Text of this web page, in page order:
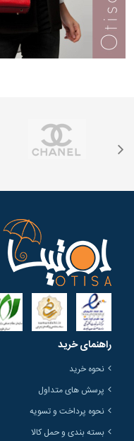
راهنمای خرید
نحوه خرید
پرسش های متداول
نحوه پرداخت و تسویه
بسته بندی و حمل کالا